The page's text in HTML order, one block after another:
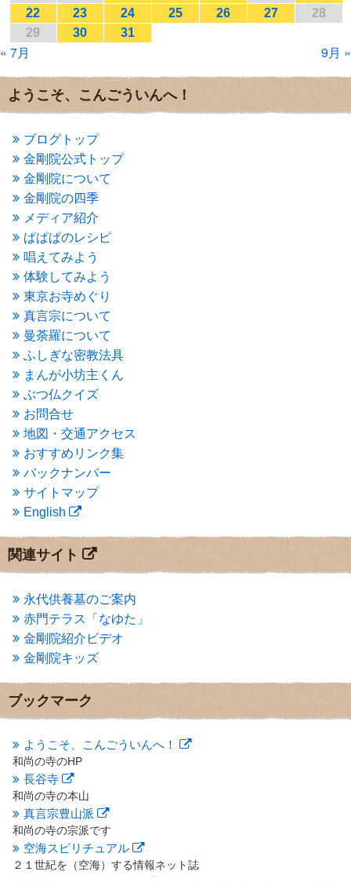
2017年1月(2)
2016年12月(4)
2016年11月(3)
2016年10月
2016年8月
2016年7月
(3)
2016年5月(3)
2016年4月
(4)
2016年3月 (4)
2016年2月 (5)
2016年1月(3)
2015年12月(6)
2015年11月 (4)
2015年10月
(4)
2015年9月(3)
2015年8月(4)
2015年7月(4)
2015年6月(3)
2015年5月(1)
2015年4月(1)
2015年3月 (3)
2015年2月(3)
2015年1月(1)
2014年12月
2014年9月(1)
2014年5月 (1)
2014年4月
2014年1月(1)
2013年11月 (4)
2013年10月
2013年8月
(7)
2013年7月
(7)
2013年5月(13)
2013年4月(1)
2013年3月 (4)
2013年2月(6)
2013年1月(6)
2012年12月(7)
2012年11月(7)
2012年10月
2012年8月
(9)
2012年7月(10)
2012年6月
2012年5月(16)
2012年4月 (16)
2012年3月(17)
2012年2月(20)
2012年1月(25)
22 23 24 25 26 27
28
29
30 31
« 7月 9月 »
ようこそ、こんごういんへ！
ブログトップ
金剛院公式トップ
金剛院について
金剛院の四季
メディア紹介
ぱぱぱのレシピ
唱えてみよう
体験してみよう
東京お寺めぐり
真言宗について
曼荼羅について
ふしぎな密教法具
まんが小坊主くん
ぶつ仏クイズ
お問合せ
地図・交通アクセス
おすすめリンク集
バックナンバー
サイトマップ
English
関連サイト
永代供養墓のご案内
赤門テラス「なゆた」
金剛院紹介ビデオ
金剛院キッズ
ブックマーク
ようこそ、こんごういんへ！
和尚の寺のHP
長谷寺
和尚の寺の本山
真言宗豊山派
和尚の寺の宗派です
空海スピリチュアル
２１世紀を（空海）する情報ネット誌